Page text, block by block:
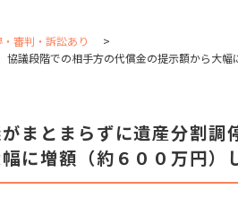
審判・訴訟あり
議段階での相手方の代償金の提示額から大
まとまらずに遺産分割
に増額（約６００万円